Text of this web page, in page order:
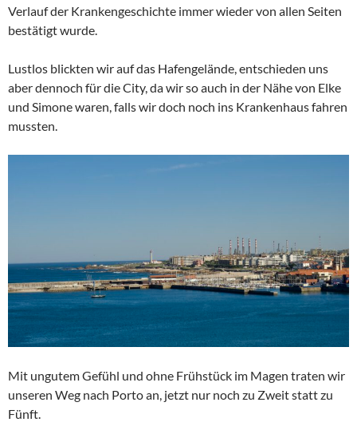
Verlauf der Krankengeschichte immer wieder von allen Seiten
bestätigt wurde.
Lustlos blickten wir auf das Hafengelände, entschieden uns
aber dennoch für die City, da wir so auch in der Nähe von Elke
und Simone waren, falls wir doch noch ins Krankenhaus fahren
mussten.
Mit ungutem Gefühl und ohne Frühstück im Magen traten wir
unseren Weg nach Porto an, jetzt nur noch zu Zweit statt zu
Fünft.